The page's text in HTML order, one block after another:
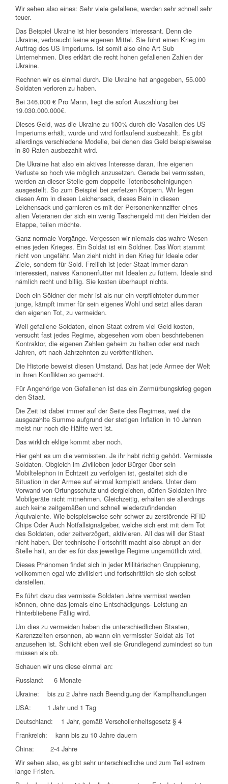
Wir sehen also eines: Sehr viele gefallene, werden sehr schnell sehr
teuer.
Das Beispiel Ukraine ist hier besonders interessant. Denn die
Ukraine, verbraucht keine eigenen Mittel. Sie führt einen Krieg im
Auftrag des US Imperiums. Ist somit also eine Art Sub
Unternehmen. Dies erklärt die recht hohen gefallenen Zahlen der
Ukraine.
Rechnen wir es einmal durch. Die Ukraine hat angegeben, 55.000
Soldaten verloren zu haben.
Bei 346.000 € Pro Mann, liegt die sofort Auszahlung bei
19.030.000.000€.
Dieses Geld, was die Ukraine zu 100% durch die Vasallen des US
Imperiums erhält, wurde und wird fortlaufend ausbezahlt. Es gibt
allerdings verschiedene Modelle, bei denen das Geld beispielsweise
in 80 Raten ausbezahlt wird.
Die Ukraine hat also ein aktives Interesse daran, ihre eigenen
Verluste so hoch wie möglich anzusetzen. Gerade bei vermissten,
werden an dieser Stelle gern doppelte Totenbescheinigungen
ausgestellt. So zum Beispiel bei zerfetzen Körpern. Wir legen
diesen Arm in diesen Leichensack, dieses Bein in diesen
Leichensack und garnieren es mit der Personenkennziffer eines
alten Veteranen der sich ein wenig Taschengeld mit den Helden der
Etappe, teilen möchte.
Ganz normale Vorgänge. Vergessen wir niemals das wahre Wesen
eines jeden Krieges. Ein Soldat ist ein Söldner. Das Wort stammt
nicht von ungefähr. Man zieht nicht in den Krieg für Ideale oder
Ziele, sondern für Sold. Freilich ist jeder Staat immer daran
interessiert, naives Kanonenfutter mit Idealen zu füttern. Ideale sind
nämlich recht und billig. Sie kosten überhaupt nichts.
Doch ein Söldner der mehr ist als nur ein verpflichteter dummer
junge, kämpft immer für sein eigenes Wohl und setzt alles daran
den eigenen Tot, zu vermeiden.
Weil gefallene Soldaten, einen Staat extrem viel Geld kosten,
versucht fast jedes Regime, abgesehen vom oben beschriebenen
Kontraktor, die eigenen Zahlen geheim zu halten oder erst nach
Jahren, oft nach Jahrzehnten zu veröffentlichen.
Die Historie beweist diesen Umstand. Das hat jede Armee der Welt
in ihren Konflikten so gemacht.
Für Angehörige von Gefallenen ist das ein Zermürbungskrieg gegen
den Staat.
Die Zeit ist dabei immer auf der Seite des Regimes, weil die
ausgezahlte Summe aufgrund der stetigen Inflation in 10 Jahren
meist nur noch die Hälfte wert ist.
Das wirklich eklige kommt aber noch.
Hier geht es um die vermissten. Ja ihr habt richtig gehört. Vermisste
Soldaten. Obgleich im Zivilleben jeder Bürger über sein
Mobiltelephon in Echtzeit zu verfolgen ist, gestaltet sich die
Situation in der Armee auf einmal komplett anders. Unter dem
Vorwand von Ortungsschutz und dergleichen, dürfen Soldaten ihre
Mobilgeräte nicht mitnehmen. Gleichzeitig, erhalten sie allerdings
auch keine zeitgemäßen und schnell wiederzufindenden
Äquivalente. Wie beispielsweise sehr schwer zu zerstörende RFID
Chips Oder Auch Notfallsignalgeber, welche sich erst mit dem Tot
des Soldaten, oder zeitverzögert, aktivieren. All das will der Staat
nicht haben. Der technische Fortschritt macht also abrupt an der
Stelle halt, an der es für das jeweilige Regime ungemütlich wird.
Dieses Phänomen findet sich in jeder Militärischen Gruppierung,
vollkommen egal wie zivilisiert und fortschrittlich sie sich selbst
darstellen.
Es führt dazu das vermisste Soldaten Jahre vermisst werden
können, ohne das jemals eine Entschädigungs- Leistung an
Hinterbliebene Fällig wird.
Um dies zu vermeiden haben die unterschiedlichen Staaten,
Karenzzeiten ersonnen, ab wann ein vermisster Soldat als Tot
anzusehen ist. Schlicht eben weil sie Grundlegend zumindest so tun
müssen als ob.
Schauen wir uns diese einmal an:
Russland: 6 Monate
Ukraine: bis zu 2 Jahre nach Beendigung der Kampfhandlungen
USA: 1 Jahr und 1 Tag
Deutschland: 1 Jahr, gemäß Verschollenheitsgesetz § 4
Frankreich: kann bis zu 10 Jahre dauern
China: 2-4 Jahre
Wir sehen also, es gibt sehr unterschiedliche und zum Teil extrem
lange Fristen.